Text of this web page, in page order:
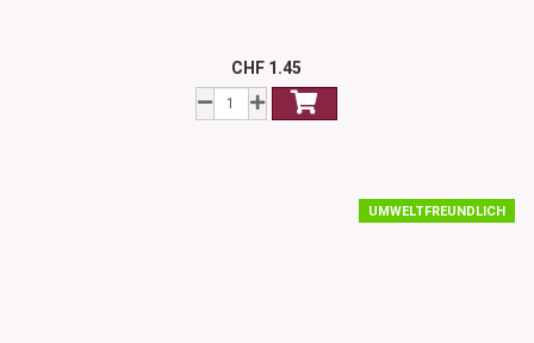
CHF 1.45
UMWELTFREUNDLICH